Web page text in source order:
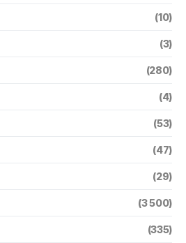
(10)
(3)
(280)
(4)
(53)
(47)
(29)
(3 500)
(335)